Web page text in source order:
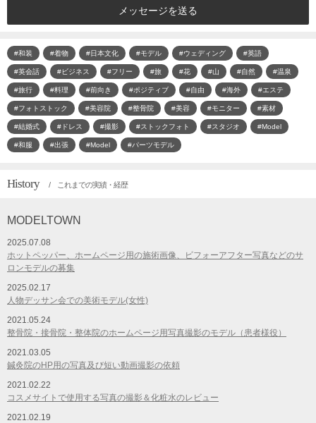
メッセージを送る
#和装 #着物 #日本文化 #モデル #ウェディング #英語
#英会話 #ビジネス #フリー #旅 #花 #山 #自然 #温泉
#旅行 #料理 #前向き #ポジティブ #自由 #海外 #エステ
#フォトストック #美容院 #整骨院 #美容 #モニター #素材
#結婚式 #ドレス #撮影 #ストックフォト #スタジオ #Model
#和服 #出張 #Model #パーツモデル
History / これまでの実績・経歴
MODELTOWN
2025.07.08
ホットペッパー、ホームページ用の施術画像、ビフォーアフター写真などのサ
ロンモデルの募集
2025.02.17
人物デッサン会での美術モデル(女性)
2021.05.24
整骨院・接骨院・整体院のホームページ用写真撮影のモデル（患者様役）
2021.03.05
鍼灸院のHP用の写真及び短い動画撮影の依頼
2021.02.22
コスメサイトで使用する写真の撮影＆化粧水のレビュー
2021.02.19